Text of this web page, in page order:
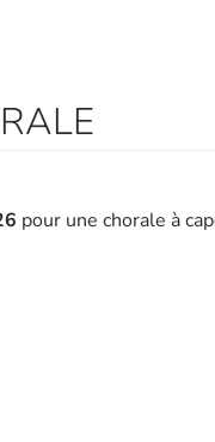
pour une chorale à